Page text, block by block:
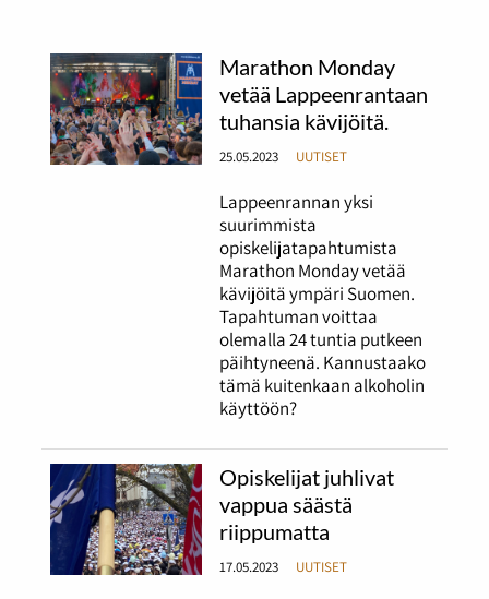
Marathon Monday
vetää Lappeenrantaan
tuhansia kävijöitä.
25.05.2023 UUTISET
Lappeenrannan yksi
suurimmista
opiskelijatapahtumista
Marathon Monday vetää
kävijöitä ympäri Suomen.
Tapahtuman voittaa
olemalla 24 tuntia putkeen
päihtyneenä. Kannustaako
tämä kuitenkaan alkoholin
käyttöön?
Opiskelijat juhlivat
vappua säästä
riippumatta
17.05.2023 UUTISET